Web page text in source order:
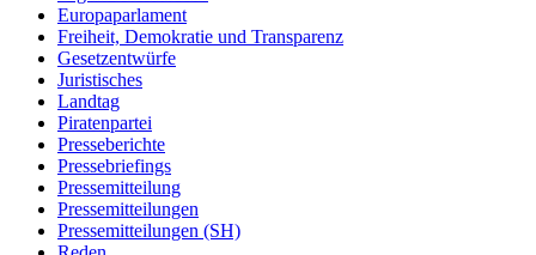
Europaparlament
Freiheit, Demokratie und Transparenz
Gesetzentwürfe
Juristisches
Landtag
Piratenpartei
Presseberichte
Pressebriefings
Pressemitteilung
Pressemitteilungen
Pressemitteilungen (SH)